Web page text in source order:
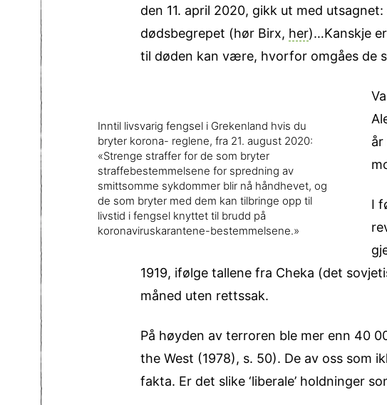
den 11. april 2020, gikk ut med
dødsbegrepet (hør Birx, her)…Kanskje
til døden kan være, hvorfor omgåes de
Inntil livsvarig fengsel i Grekenland hvis du
bryter korona- reglene, fra 21. august 2020:
«Strenge straffer for de som bryter
straffebestemmelsene for spredning av
smittsomme sykdommer blir nå håndhevet, og
de som bryter med dem kan tilbringe opp til
livstid i fengsel knyttet til brudd på
koronaviruskarantene-bestemmelsene.»
år
I
1919, ifølge tallene fra Cheka (det
måned uten rettssak.
På høyden av terroren ble mer enn 40
the West (1978), s. 50). De av oss som
fakta. Er det slike ‘liberale’ holdninger